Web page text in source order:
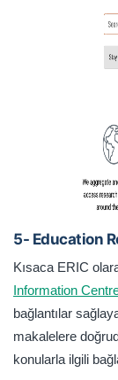
5- Education
Kısaca ERIC
Information
bağlantılar
makalelere
konularla ilgili